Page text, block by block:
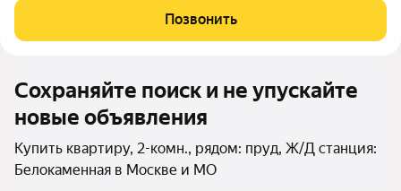
площадь с лоджией 59 м2 Высота этажа исключает шумовые
помехи со стороны проезжей
Позвонить
Сохраняйте поиск и не упускайте
новые объявления
Купить квартиру, 2-комн., рядом: пруд, Ж/Д станция:
Белокаменная в Москве и МО